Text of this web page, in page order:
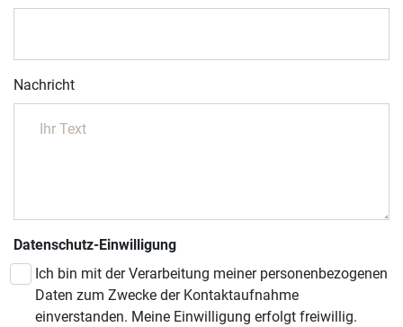
Nachricht
Datenschutz-Einwilligung
Ich bin mit der Verarbeitung meiner personenbezogenen
Daten zum Zwecke der Kontaktaufnahme
einverstanden. Meine Einwilligung erfolgt freiwillig.